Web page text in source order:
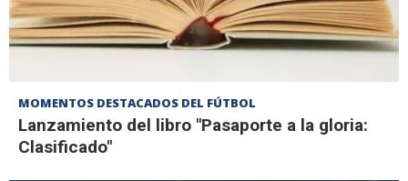
MOMENTOS DESTACADOS DEL FÚTBOL
Lanzamiento del libro "Pasaporte a la gloria:
Clasificado"